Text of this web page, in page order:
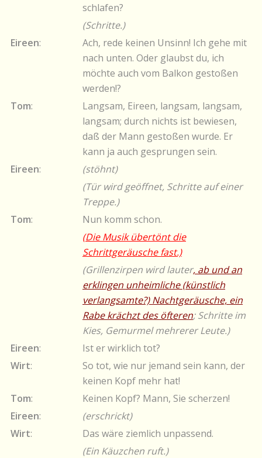
schlafen?
(Schritte.)
Eireen:
Ach, rede keinen Unsinn! Ich gehe mit
nach unten. Oder glaubst du, ich
möchte auch vom Balkon gestoßen
werden!?
Tom:
Langsam, Eireen, langsam, langsam,
langsam; durch nichts ist bewiesen,
daß der Mann gestoßen wurde. Er
kann ja auch gesprungen sein.
Eireen:
(stöhnt)
(Tür wird geöffnet, Schritte auf einer
Treppe.)
Tom:
Nun komm schon.
(Die Musik übertönt die
Schrittgeräusche fast.)
(Grillenzirpen wird lauter, ab und an
erklingen unheimliche (künstlich
verlangsamte?) Nachtgeräusche, ein
Rabe krächzt des öfteren; Schritte im
Kies, Gemurmel mehrerer Leute.)
Eireen:
Ist er wirklich tot?
Wirt:
So tot, wie nur jemand sein kann, der
keinen Kopf mehr hat!
Tom:
Keinen Kopf? Mann, Sie scherzen!
Eireen:
(erschrickt)
Wirt:
Das wäre ziemlich unpassend.
(Ein Käuzchen ruft.)